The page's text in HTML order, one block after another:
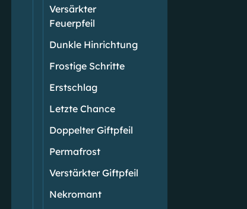
Versärkter
Feuerpfeil
Dunkle Hinrichtung
Frostige Schritte
Erstschlag
Letzte Chance
Doppelter Giftpfeil
Permafrost
Verstärkter Giftpfeil
Nekromant